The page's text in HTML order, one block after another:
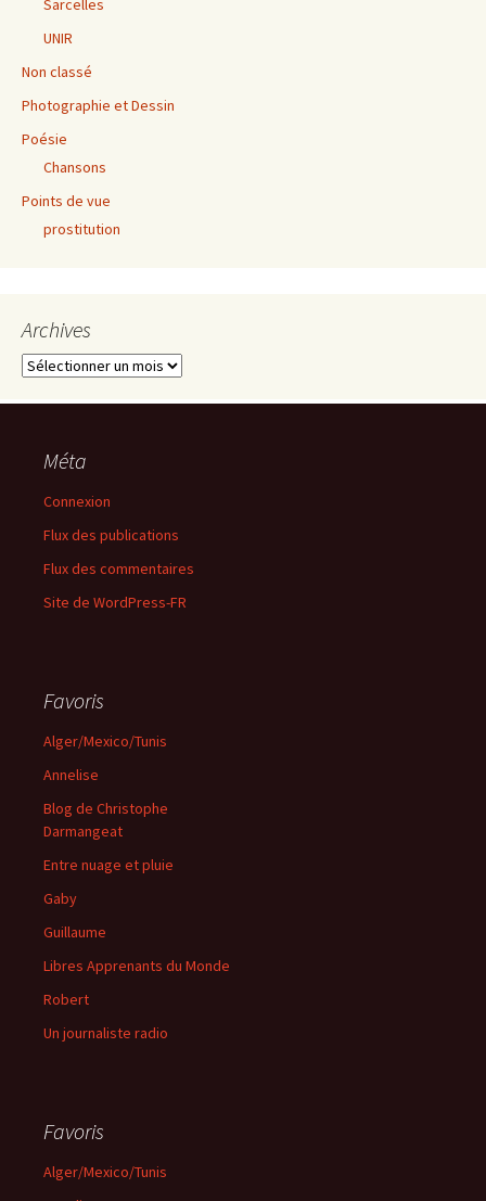
Sarcelles
UNIR
Non classé
Photographie et Dessin
Poésie
Chansons
Points de vue
prostitution
Archives
Archives
Méta
Connexion
Flux des publications
Flux des commentaires
Site de WordPress-FR
Favoris
Alger/Mexico/Tunis
Annelise
Blog de Christophe
Darmangeat
Entre nuage et pluie
Gaby
Guillaume
Libres Apprenants du Monde
Robert
Un journaliste radio
Favoris
Alger/Mexico/Tunis